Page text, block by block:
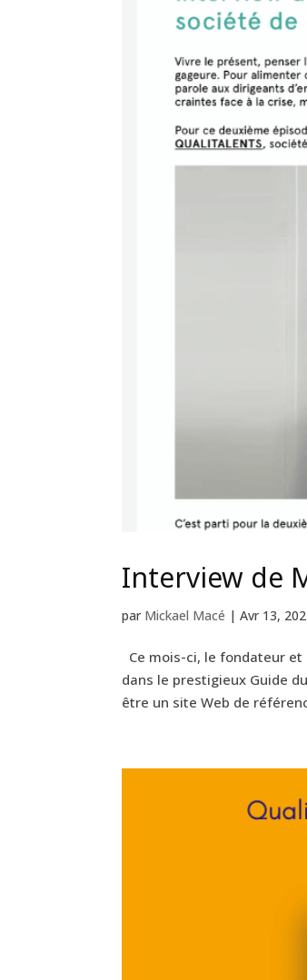
Interview de
par Mickael Macé |Avr 13,
Ce mois-ci, le fondateur et
dans le prestigieux Guide
être un site Web de